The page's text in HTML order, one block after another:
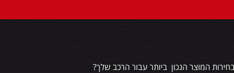
המוצר הנכון ביותר עבור הרכב שלך?